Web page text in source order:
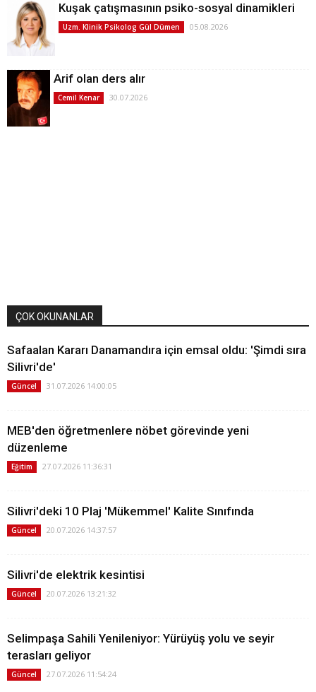
Kuşak çatışmasının psiko-sosyal dinamikleri
Uzm. Klinik Psikolog Gül Dümen 05.08.2026
Arif olan ders alır
Cemil Kenar 30.07.2026
ÇOK OKUNANLAR
Safaalan Kararı Danamandıra için emsal oldu: 'Şimdi sıra
Silivri'de'
Güncel 31.07.2026 14:00:05
MEB'den öğretmenlere nöbet görevinde yeni
düzenleme
Eğitim 27.07.2026 11:36:31
Silivri'deki 10 Plaj 'Mükemmel' Kalite Sınıfında
Güncel 20.07.2026 14:37:57
Silivri'de elektrik kesintisi
Güncel 20.07.2026 13:21:32
Selimpaşa Sahili Yenileniyor: Yürüyüş yolu ve seyir
terasları geliyor
Güncel 27.07.2026 11:54:24